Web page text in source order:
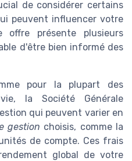
de considérer certains
peuvent influencer votre
présente plusieurs
d'être bien informé des
pour la plupart des
la Société Générale
qui peuvent varier en
gestion choisis, comme la
de compte. Ces frais
global de votre